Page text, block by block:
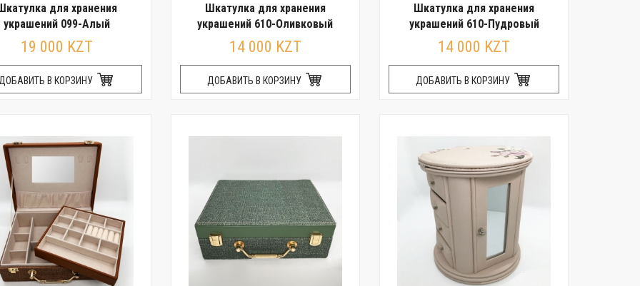
для хранения
украшений 099-Алый
19 000 KZT
В КОРЗИНУ
Шкатулка для хранения
украшений 610-Оливковый
14 000 KZT
ДОБАВИТЬ В КОРЗИНУ
Шкатулка для хранения
украшений 610-Пудровый
14 000 KZT
ДОБАВИТЬ В КОРЗИНУ